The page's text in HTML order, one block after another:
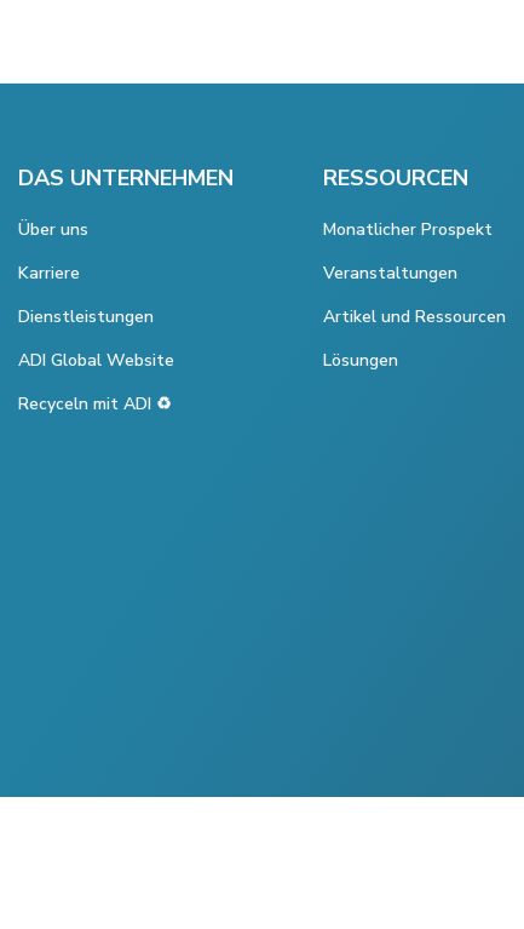
DAS UNTERNEHMEN
Über uns
Karriere
Dienstleistungen
ADI Global Website
Recyceln mit ADI ♻️
RESSOURCEN
Monatlicher Prospekt
Veranstaltungen
Artikel und Ressourcen
Lösungen